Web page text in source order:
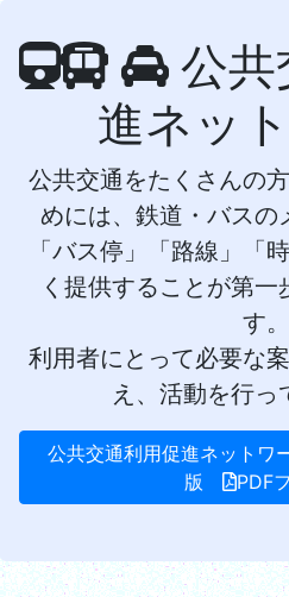
公共
進ネッ
公共交通をたくさんの
めには、鉄道・バスの
「バス停」「路線」「
く提供することが第一
す。
利用者にとって必要な
え、活動を行っ
公共交通利用促進ネット
版
PDF